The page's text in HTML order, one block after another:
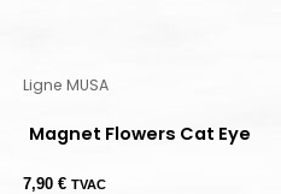
Ligne MUSA
Magnet Flowers Cat Eye
7,90 € TVAC